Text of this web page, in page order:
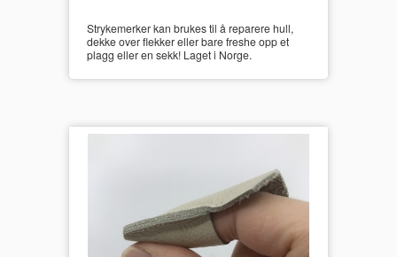
Strykemerker kan brukes til å reparere hull,
dekke over flekker eller bare freshe opp et
plagg eller en sekk! Laget i Norge.